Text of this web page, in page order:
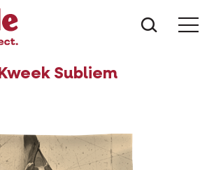
Kweek Subliem